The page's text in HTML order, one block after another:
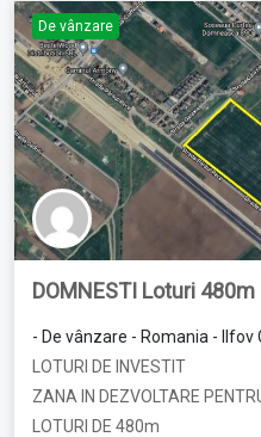
De vânzare
DOMNESTI Loturi
- De vânzare - Romania - Ilfov
LOTURI DE INVESTIT
ZANA IN DEZVOLTARE
LOTURI DE 480m